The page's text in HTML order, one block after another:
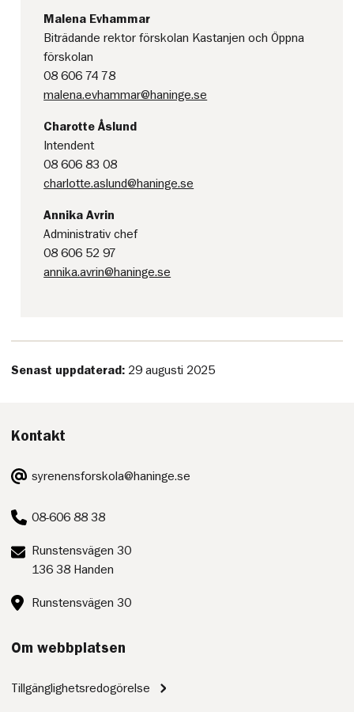
Malena Evhammar
Biträdande rektor förskolan Kastanjen och Öppna
förskolan
08 606 74 78
malena.evhammar@haninge.se
Charotte Åslund
Intendent
08 606 83 08
charlotte.aslund@haninge.se
Annika Avrin
Administrativ chef
08 606 52 97
annika.avrin@haninge.se
Senast uppdaterad: 29 augusti 2025
Kontakt
E-
post:
syrenensforskola@haninge.se
Telefon:
08-606 88 38
Postadress:
Runstensvägen 30
136 38 Handen
Besöksadress:
Runstensvägen 30
Om webbplatsen
Tillgänglighetsredogörelse